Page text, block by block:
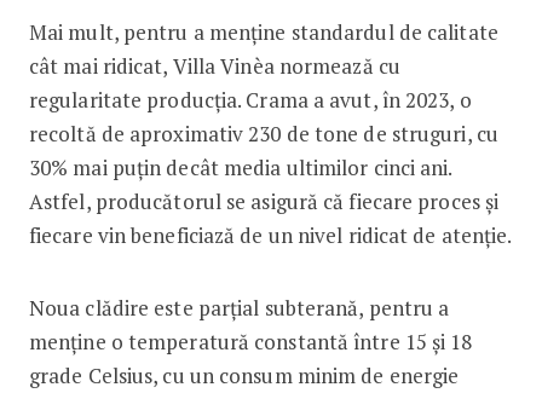
Mai mult, pentru a menține standardul de calitate
cât mai ridicat, Villa Vinèa normează cu
regularitate producția. Crama a avut, în 2023, o
recoltă de aproximativ 230 de tone de struguri, cu
30% mai puțin decât media ultimilor cinci ani.
Astfel, producătorul se asigură că fiecare proces și
fiecare vin beneficiază de un nivel ridicat de atenție.
Noua clădire este parțial subterană, pentru a
menține o temperatură constantă între 15 și 18
grade Celsius, cu un consum minim de energie